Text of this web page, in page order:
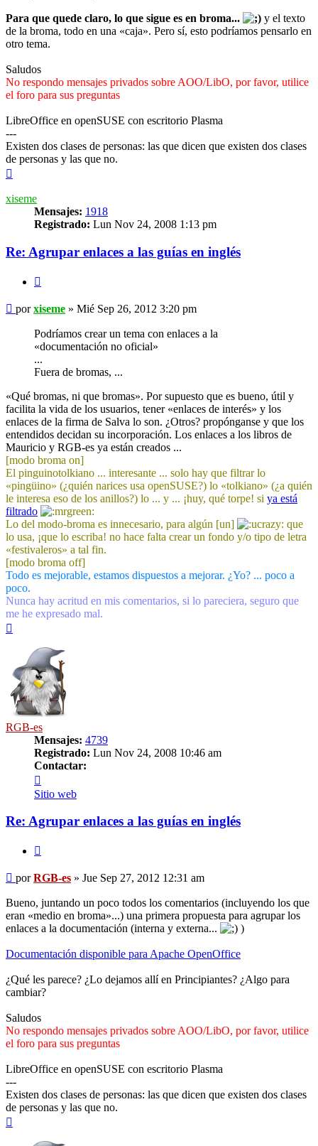
Para que quede claro, lo que sigue es en broma...
y el texto
de la broma, todo en una «caja». Pero sí, esto podríamos pensarlo en
otro tema.
Saludos
No respondo mensajes privados sobre AOO/LibO, por favor, utilice
el foro para sus preguntas
LibreOffice en openSUSE con escritorio Plasma
---
Existen dos clases de personas: las que dicen que existen dos clases
de personas y las que no.
xiseme
Mensajes: 1918
Registrado: Lun Nov 24, 2008 1:13 pm
Re: Agrupar enlaces a las guías en inglés
Mensaje
porxiseme » Mié Sep 26, 2012 3:20 pm
Podríamos crear un tema con enlaces a la
«documentación no oficial»
...
Fuera de bromas, ...
«Qué bromas, ni que bromas». Por supuesto que es bueno, útil y
facilita la vida de los usuarios, tener «enlaces de interés» y los
enlaces de la firma de Salva lo son. ¿Otros? propónganse y que los
entendidos decidan su incorporación. Los enlaces a los libros de
Mauricio y RGB-es ya están creados ...
[modo broma on]
El pinguinotolkiano ... interesante ... solo hay que filtrar lo
«pingüino» (¿quién narices usa openSUSE?) lo «tolkiano» (¿a quién
le interesa eso de los anillos?) lo ... y ... ¡huy, qué torpe! si ya está
filtrado
Lo del modo-broma es innecesario, para algún [un]
que
lo usa, ¡que lo escriba! no hace falta crear un fondo y/o tipo de letra
«festivaleros» a tal fin.
[modo broma off]
Todo es mejorable, estamos dispuestos a mejorar. ¿Yo? ... poco a
poco.
Nunca hay acritud en mis comentarios, si lo pareciera, seguro que
me he expresado mal.
RGB-es
Mensajes: 4739
Registrado: Lun Nov 24, 2008 10:46 am
Contactar:
RGB-
es
Sitio web
Re: Agrupar enlaces a las guías en inglés
Mensaje
porRGB-es » Jue Sep 27, 2012 12:31 am
Bueno, juntando un poco todos los comentarios (incluyendo los que
eran «medio en broma»...) una primera propuesta para agrupar los
enlaces a la documentación (interna y externa...
)
Documentación disponible para Apache OpenOffice
¿Qué les parece? ¿Lo dejamos allí en Principiantes? ¿Algo para
cambiar?
Saludos
No respondo mensajes privados sobre AOO/LibO, por favor, utilice
el foro para sus preguntas
LibreOffice en openSUSE con escritorio Plasma
---
Existen dos clases de personas: las que dicen que existen dos clases
de personas y las que no.